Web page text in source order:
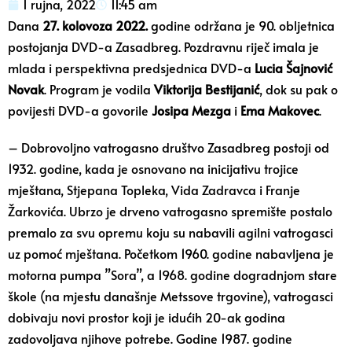
1 rujna, 2022
11:45 am
Dana 27. kolovoza 2022.godine održana je 90. obljetnica
postojanja DVD-a Zasadbreg. Pozdravnu riječ imala je
mlada i perspektivna predsjednica DVD-a Lucia Šajnović
Novak. Program je vodilaViktorija Bestijanić, dok su pak o
povijesti DVD-a govorile Josipa Mezga i Ema Makovec.
– Dobrovoljno vatrogasno društvo Zasadbreg postoji od
1932. godine, kada je osnovano na inicijativu trojice
mještana, Stjepana Topleka, Vida Zadravca i Franje
Žarkovića. Ubrzo je drveno vatrogasno spremište postalo
premalo za svu opremu koju su nabavili agilni vatrogasci
uz pomoć mještana. Početkom 1960. godine nabavljena je
motorna pumpa ”Sora”, a 1968. godine dogradnjom stare
škole (na mjestu današnje Metssove trgovine), vatrogasci
dobivaju novi prostor koji je idućih 20-ak godina
zadovoljava njihove potrebe. Godine 1987. godine